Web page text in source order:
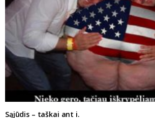
Sąjūdis – taškai ant i.